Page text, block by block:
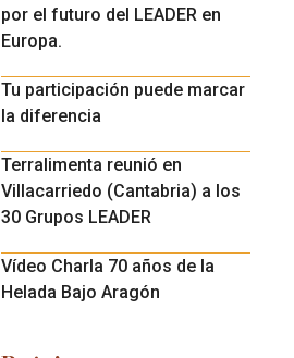
por el futuro del LEADER en
Europa.
Tu participación puede marcar
la diferencia
Terralimenta reunió en
Villacarriedo (Cantabria) a los
30 Grupos LEADER
Vídeo Charla 70 años de la
Helada Bajo Aragón